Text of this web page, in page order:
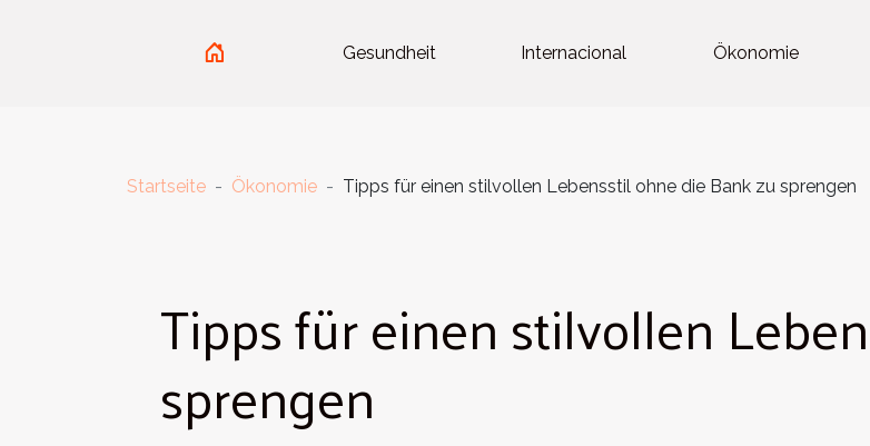
Gesundheit Internacional Ökonomie
Startseite Ökonomie Tipps für einen stilvollen Lebensstil ohne die Bank zu sprengen
Tipps für einen stilvollen
sprengen